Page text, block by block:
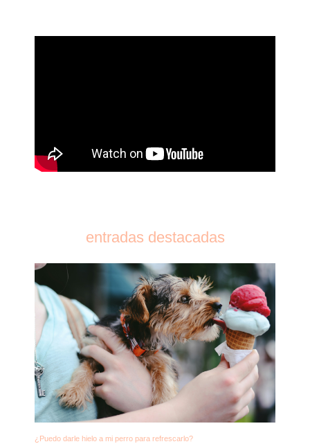
entradas destacadas
¿Puedo darle hielo a mi perro para refrescarlo?